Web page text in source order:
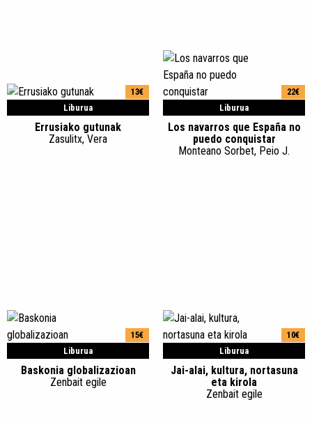
Liburua
13€
Errusiako gutunak
Zasulitx, Vera
Liburua
22€
Los navarros que España no
puedo conquistar
Monteano Sorbet, Peio J.
Liburua
15€
Baskonia globalizazioan
Zenbait egile
Liburua
10€
Jai-alai, kultura, nortasuna
eta kirola
Zenbait egile